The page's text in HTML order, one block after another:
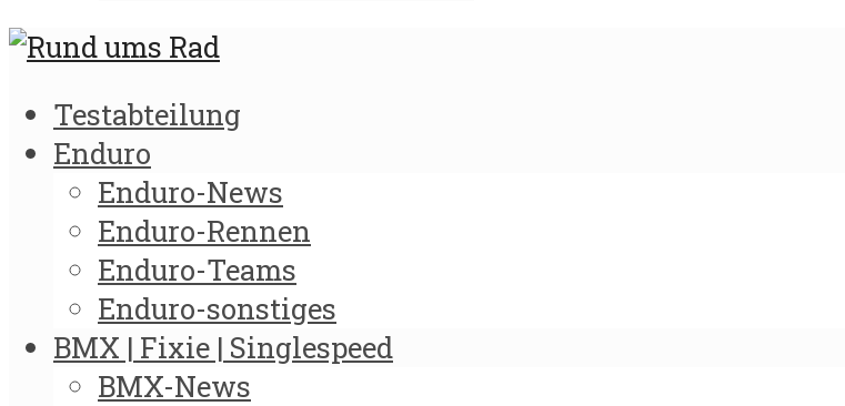
Testabteilung
Enduro
Enduro-News
Enduro-Rennen
Enduro-Teams
Enduro-sonstiges
BMX | Fixie | Singlespeed
BMX-News